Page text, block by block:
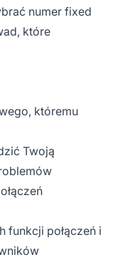
numer fixed
które
któremu
Twoją
funkcji połączeń i